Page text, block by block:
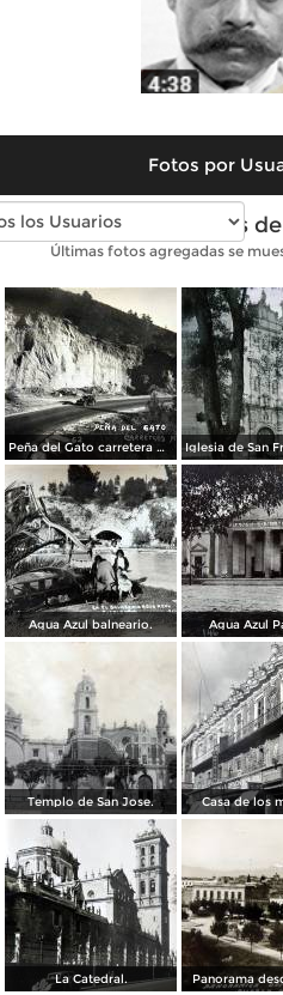
Fotos por
Fotos antiguas
Últimas fotos agregadas se
Peña del Gato carretera Mexico-Puebla
Agua Azul balneario. Agua Azul
Templo de San Jose. Casa de los
La Catedral. Panorama